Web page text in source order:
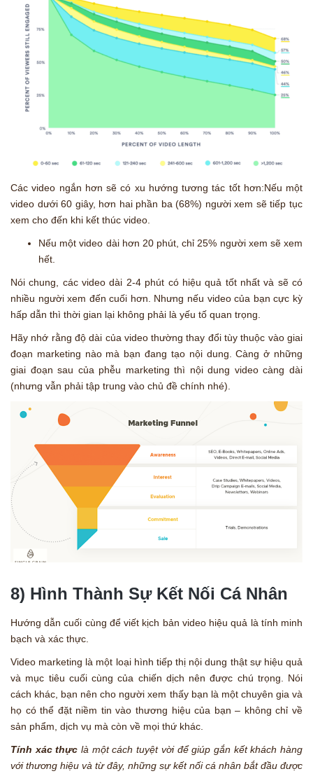
Các video ngắn hơn sẽ có xu hướng tương tác tốt hơn:Nếu một
video dưới 60 giây, hơn hai phần ba (68%) người xem sẽ tiếp tục
xem cho đến khi kết thúc video.
Nếu một video dài hơn 20 phút, chỉ 25% người xem sẽ xem
hết.
Nói chung, các video dài 2-4 phút có hiệu quả tốt nhất và sẽ có
nhiều người xem đến cuối hơn. Nhưng nếu video của bạn cực kỳ
hấp dẫn thì thời gian lại không phải là yếu tố quan trọng.
Hãy nhớ rằng độ dài của video thường thay đổi tùy thuộc vào giai
đoạn marketing nào mà bạn đang tạo nội dung. Càng ở những
giai đoạn sau của phễu marketing thì nội dung video càng dài
(nhưng vẫn phải tập trung vào chủ đề chính nhé).
8) Hình Thành Sự Kết Nối Cá Nhân
Hướng dẫn cuối cùng để viết kịch bản video hiệu quả là tính minh
bạch và xác thực.
Video marketing là một loại hình tiếp thị nội dung thật sự hiệu quả
và mục tiêu cuối cùng của chiến dịch nên được chú trọng. Nói
cách khác, bạn nên cho người xem thấy bạn là một chuyên gia và
họ có thể đặt niềm tin vào thương hiệu của bạn – không chỉ về
sản phẩm, dịch vụ mà còn về mọi thứ khác.
Tính xác thực là một cách tuyệt vời để giúp gắn kết khách hàng
với thương hiệu và từ đây, những sự kết nối cá nhân bắt đầu được